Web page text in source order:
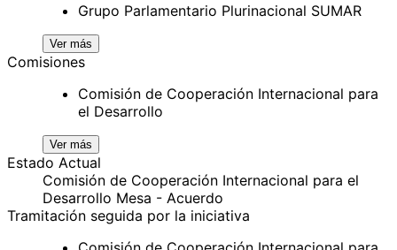
Grupo Parlamentario Plurinacional SUMAR
Ver más
Comisiones
Comisión de Cooperación Internacional para
el Desarrollo
Ver más
Estado Actual
Comisión de Cooperación Internacional para el
Desarrollo Mesa - Acuerdo
Tramitación seguida por la iniciativa